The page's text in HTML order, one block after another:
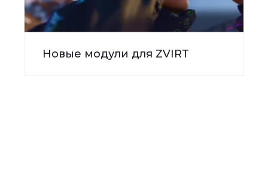
Новые модули для ZVIRT